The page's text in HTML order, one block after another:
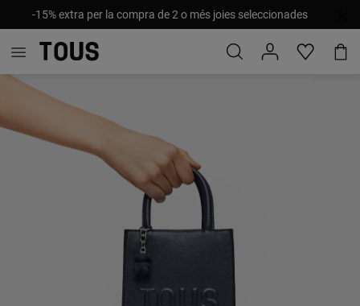
-15% extra per la compra de 2 o més joies seleccionades